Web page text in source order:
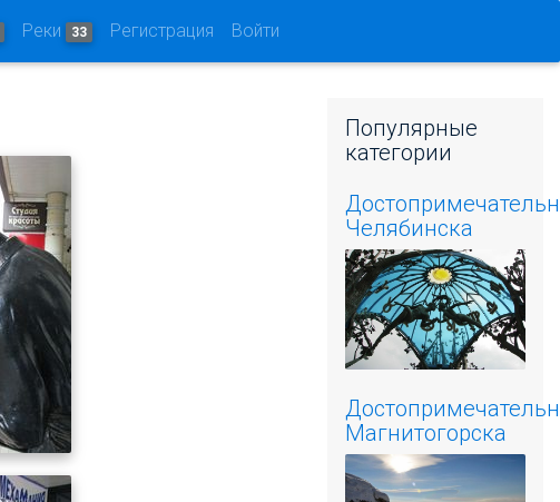
Реки 33 Регистрация Войти
Популярные
категории
Челябинска
Магнитогорска